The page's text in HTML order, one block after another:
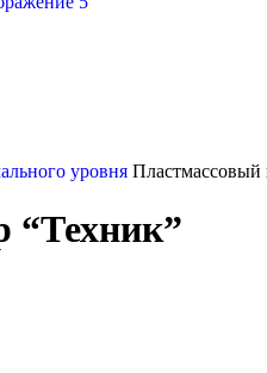
уровня Пластмассовый
“Техник”